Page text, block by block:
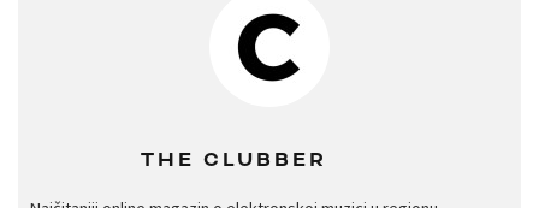
THE CLUBBER